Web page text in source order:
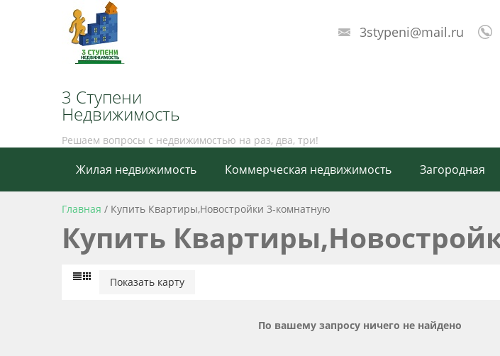
3 Ступени
Недвижимость
Решаем вопросы с недвижимостью на раз, два, три!
3stypeni@mail.ru
Жилая недвижимость Коммерческая недвижимость Загородная
Главная / Купить Квартиры,Новостройки 3-комнатную
Купить
Показать карту
По вашему запросу ничего не найдено